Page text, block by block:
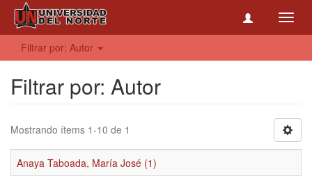
Filtrar por: Autor
Filtrar por: Autor
Mostrando ítems 1-10 de 1
Anaya Taboada, María José (1)